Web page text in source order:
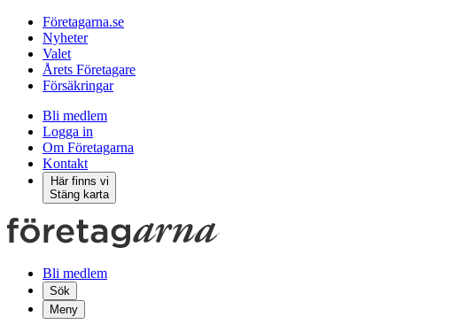
Företagarna.se
Nyheter
Valet
Årets Företagare
Försäkringar
Bli medlem
Logga in
Om Företagarna
Kontakt
Här finns vi
Stäng karta
Bli medlem
Sök
Meny